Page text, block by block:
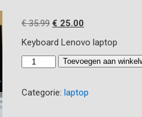
€35.99 Oorspronkelijke
was:
€ 35.99.
€ 25.00
is:
€ 25.00.
Keyboard Lenovo laptop
Keyboard
ideapad
aantal
Toevoegen aan
Categorie:laptop